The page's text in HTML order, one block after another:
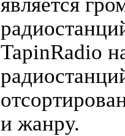
TapinRadio
и жанру.